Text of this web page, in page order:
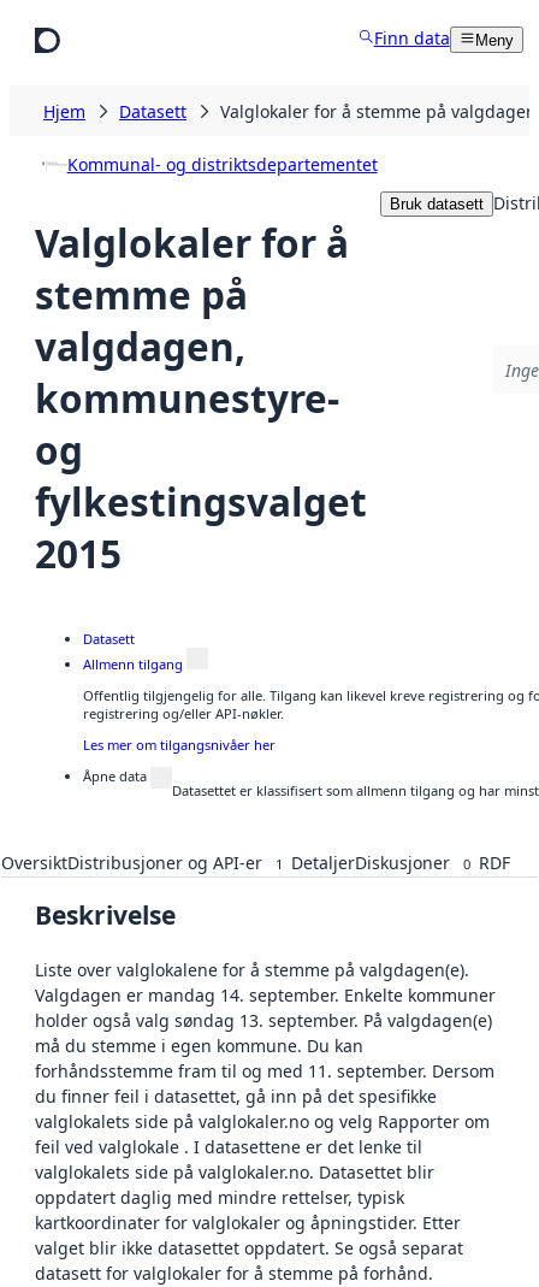
Finn data Meny
Hjem Datasett Valglokaler for å stemme på
Kommunal- og distriktsdepartementet
Valglokaler for å
stemme på
valgdagen,
kommunestyre-
og
fylkestingsvalget
2015
Bruk datasett
Datasett
Allmenn tilgang
Offentlig tilgjengelig for alle. Tilgang kan likevel kreve registrering og
registrering og/eller API-nøkler.
Les mer om tilgangsnivåer her
Åpne data
Datasettet er klassifisert som allmenn tilgang og har
OversiktDistribusjoner og API-er 1 DetaljerDiskusjoner 0 RDF
Beskrivelse
Liste over valglokalene for å stemme på valgdagen(e).
Valgdagen er mandag 14. september. Enkelte kommuner
holder også valg søndag 13. september. På valgdagen(e)
må du stemme i egen kommune. Du kan
forhåndsstemme fram til og med 11. september. Dersom
du finner feil i datasettet, gå inn på det spesifikke
valglokalets side på valglokaler.no og velg Rapporter om
feil ved valglokale . I datasettene er det lenke til
valglokalets side på valglokaler.no. Datasettet blir
oppdatert daglig med mindre rettelser, typisk
kartkoordinater for valglokaler og åpningstider. Etter
valget blir ikke datasettet oppdatert. Se også separat
datasett for valglokaler for å stemme på forhånd.